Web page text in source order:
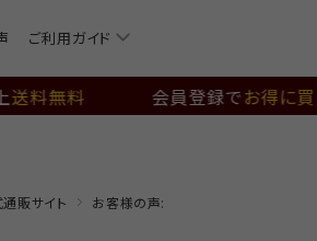
ご利用ガイド
送料無料 会員登録でお得に買
販サイト お客様の声: